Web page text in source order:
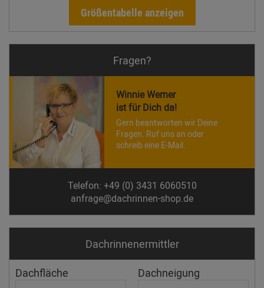
Größentabelle anzeigen
Fragen?
Winnie Werner
ist für Dich da!
Gern beantworten wir Deine
Fragen. Ruf uns an oder
schreib eine E-Mail.
Telefon: +49 (0) 3431 6060510
anfrage@dachrinnen-shop.de
Dachrinnen­ermittler
Dachfläche Dachneigung